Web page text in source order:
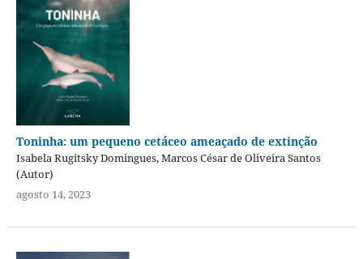
Toninha: um pequeno cetáceo ameaçado de extinção
Isabela Rugitsky Domingues, Marcos César de Oliveira Santos
(Autor)
agosto 14, 2023